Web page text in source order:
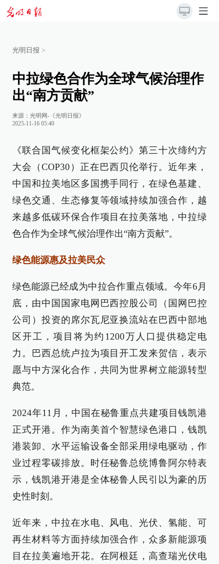
光明日报 >
中拉绿色合作为全球气候治理作
出“南方贡献”
来源： 光明网-《光明日报》
2025-11-16 05:40
《联合国气候变化框架公约》第三十次缔约方
大会（COP30）正在巴西贝伦举行。近年来，
中国和拉美地区多国携手同行，在绿色基建、
绿色交通、生态修复等领域持续加强合作，越
来越多低碳环保合作项目在拉美落地，中拉绿
色合作为全球气候治理作出“南方贡献”。
绿色能源惠及拉美民众
绿色能源已经成为中拉合作重点领域。今年6月
底，由中国国家电网巴西控股公司（国网巴控
公司）投资的席尔瓦尼亚换流站在巴西中部地
区开工，项目将为约1200万人口提供稳定电
力。巴西总统卢拉为项目开工发来贺信，表示
愿与中方深化合作，共同为世界树立能源转型
典范。
2024年11月，中国在秘鲁重点共建项目钱凯港
正式开港。作为南美首个智慧绿色港口，钱凯
港装卸、水平运输设备全部采用绿电驱动，作
业过程零碳排放。时任秘鲁总统博鲁阿尔特表
示，钱凯港开港是全体秘鲁人民引以为豪的历
史性时刻。
近年来，中拉在水电、风电、光伏、氢能、可
再生材料等方面持续加强合作，众多新能源项
目在拉美遍地开花。在阿根廷，高查瑞光伏电